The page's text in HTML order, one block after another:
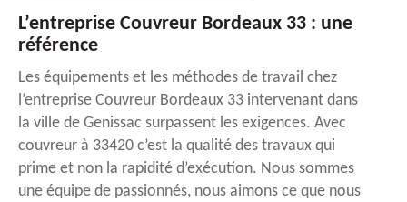
L’entreprise Couvreur Bordeaux 33 : une
référence
Les équipements et les méthodes de travail chez
l’entreprise Couvreur Bordeaux 33 intervenant dans
la ville de Genissac surpassent les exigences. Avec
couvreur à 33420 c’est la qualité des travaux qui
prime et non la rapidité d’exécution. Nous sommes
une équipe de passionnés, nous aimons ce que nous